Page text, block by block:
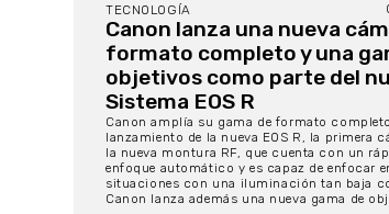
TECNOLOGÍA
Canon lanza una nueva
formato completo y una
objetivos como parte del
Sistema EOS R
Canon amplía su gama de formato
lanzamiento de la nueva EOS R, la primera
la nueva montura RF, que cuenta con un
enfoque automático y es capaz de enfocar
situaciones con una iluminación tan baja
Canon lanza además una nueva gama de